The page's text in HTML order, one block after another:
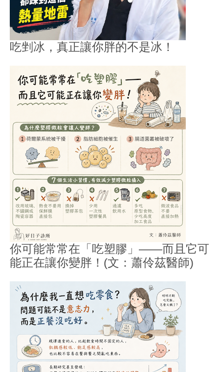
吃剉冰，真正讓你胖的不是冰！
你可能常常在「吃塑膠」——而且它可
能正在讓你變胖！(文：蕭伶茲醫師)